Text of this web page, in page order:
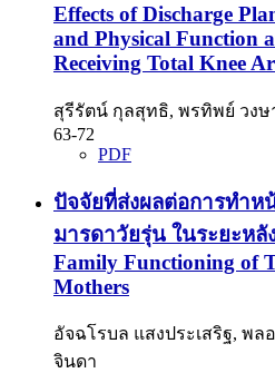
Effects of Discharge
and Physical Function
Receiving Total Knee
สุรีรัตน์ กุลสุทธิ, พรทิพย์ วง
63-72
PDF
ปัจจัยที่ส่งผลต่อการทำห
มารดาวัยรุ่น ในระยะหลั
Family Functioning of
Mothers
อัจฉโรบล แสงประเสริฐ, พ
จินดา